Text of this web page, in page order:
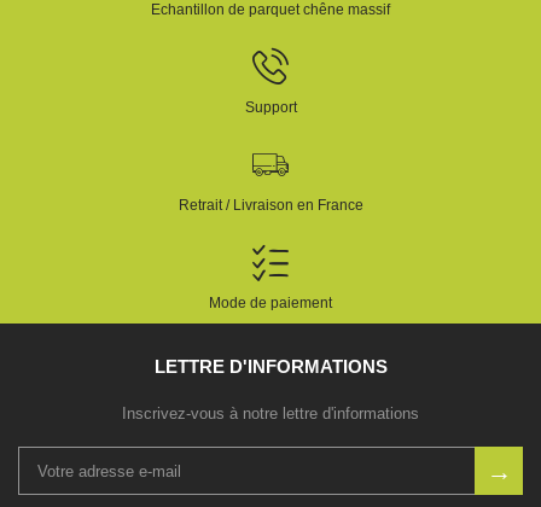
Echantillon de parquet chêne massif
Support
Retrait / Livraison en France
Mode de paiement
LETTRE D'INFORMATIONS
Inscrivez-vous à notre lettre d'informations